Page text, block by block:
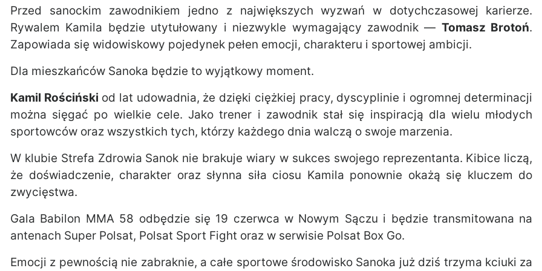
Przed sanockim zawodnikiem jedno z największych wyzwań w dotychczasowej karierze.
Rywalem Kamila będzie utytułowany i niezwykle wymagający zawodnik — Tomasz Brotoń.
Zapowiada się widowiskowy pojedynek pełen emocji, charakteru i sportowej ambicji.
Dla mieszkańców Sanoka będzie to wyjątkowy moment.
Kamil Rościński od lat udowadnia, że dzięki ciężkiej pracy, dyscyplinie i ogromnej determinacji
można sięgać po wielkie cele. Jako trener i zawodnik stał się inspiracją dla wielu młodych
sportowców oraz wszystkich tych, którzy każdego dnia walczą o swoje marzenia.
W klubie Strefa Zdrowia Sanok nie brakuje wiary w sukces swojego reprezentanta. Kibice liczą,
że doświadczenie, charakter oraz słynna siła ciosu Kamila ponownie okażą się kluczem do
zwycięstwa.
Gala Babilon MMA 58 odbędzie się 19 czerwca w Nowym Sączu i będzie transmitowana na
antenach Super Polsat, Polsat Sport Fight oraz w serwisie Polsat Box Go.
Emocji z pewnością nie zabraknie, a całe sportowe środowisko Sanoka już dziś trzyma kciuki za